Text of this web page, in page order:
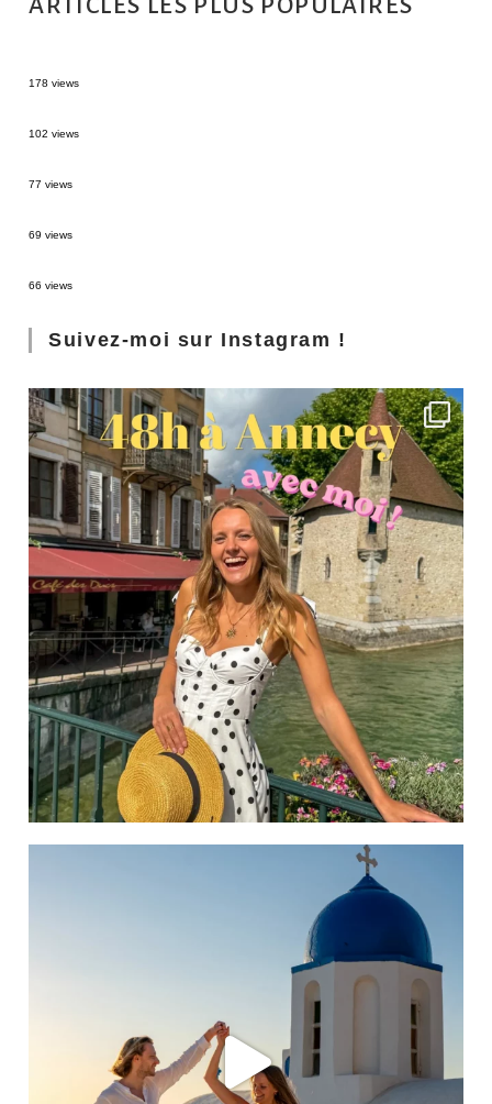
ARTICLES LES PLUS POPULAIRES
178 views
102 views
77 views
69 views
66 views
Suivez-moi sur Instagram !